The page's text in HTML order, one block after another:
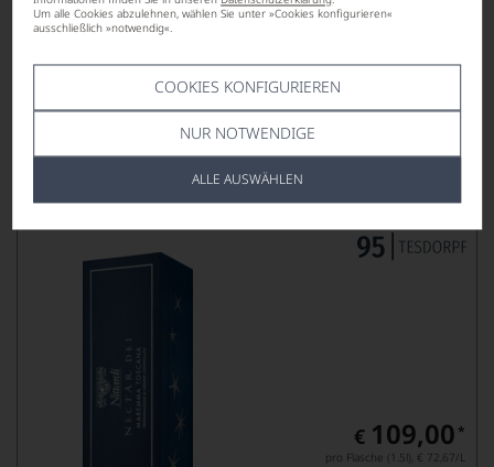
Um alle Cookies abzulehnen, wählen Sie unter »Cookies konfigurieren«
ausschließlich »notwendig«.
COOKIES KONFIGURIEREN
NUR NOTWENDIGE
ALLE AUSWÄHLEN
pro Flasche (0.75l),
ROSSO DI MAREMMA DOC, MAGNUM
€ 109,00 *
pro Flasche (1.5l), € 72,67/L